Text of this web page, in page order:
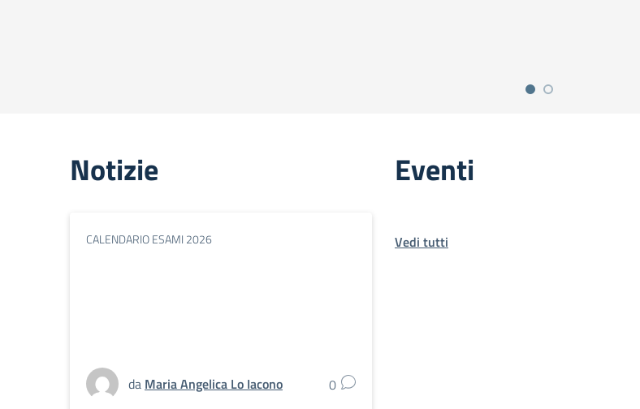
Notizie
CALENDARIO ESAMI 2026
da Maria Angelica Lo Iacono 0
Eventi
Vedi tutti